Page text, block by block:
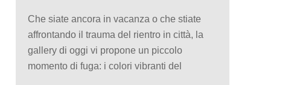
Che siate ancora in vacanza o che stiate
affrontando il trauma del rientro in città, la
gallery di oggi vi propone un piccolo
momento di fuga: i colori vibranti del